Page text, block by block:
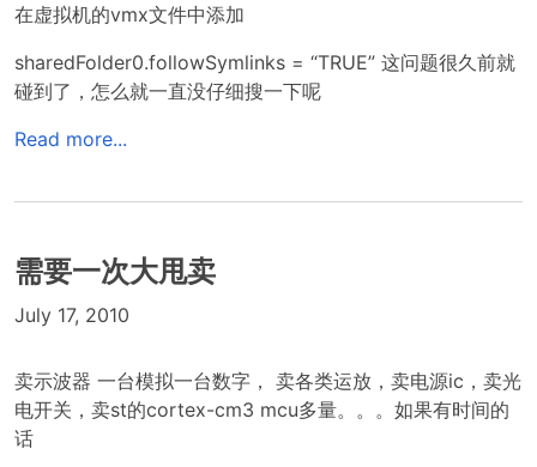
在虚拟机的vmx文件中添加
sharedFolder0.followSymlinks = “TRUE” 这问题很久前就
碰到了，怎么就一直没仔细搜一下呢
Read more...
需要一次大甩卖
July 17, 2010
卖示波器 一台模拟一台数字， 卖各类运放，卖电源ic，卖光
电开关，卖st的cortex-cm3 mcu多量。。。如果有时间的
话